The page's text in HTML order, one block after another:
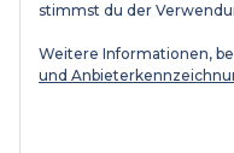
stimmst du der
Weitere Informationen,
und